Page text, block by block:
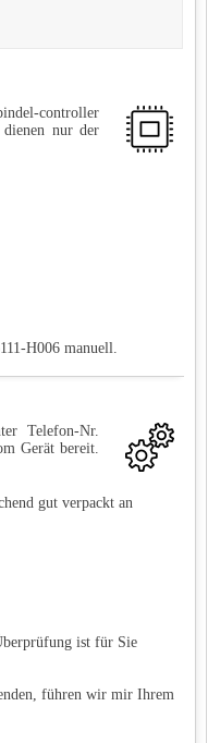
controller
dienen nur der
H006 manuell.
Telefon-Nr.
Gerät bereit.
gut verpackt an
ist für Sie
führen wir mir Ihrem